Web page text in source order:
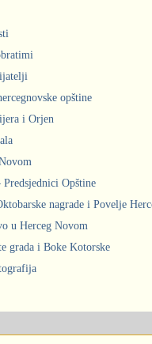
opštine
i Orjen
Opštine
nagrade i Povelje
u Herceg Novom
grada i Boke Kotorske